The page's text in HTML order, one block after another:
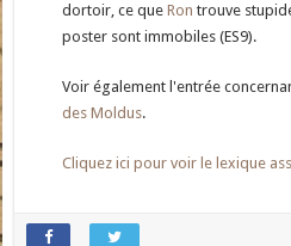
dortoir, ce queRon trouve
poster sont immobiles (ES9).
Voir également l'entrée
des Moldus.
Cliquez ici pour voir le lexique